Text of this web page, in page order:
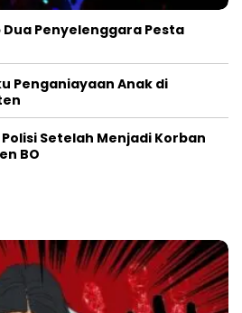
Penyelenggara Pesta
Penganiayaan Anak di
Setelah Menjadi Korban
BO